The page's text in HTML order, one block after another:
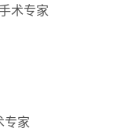
术专家
专家